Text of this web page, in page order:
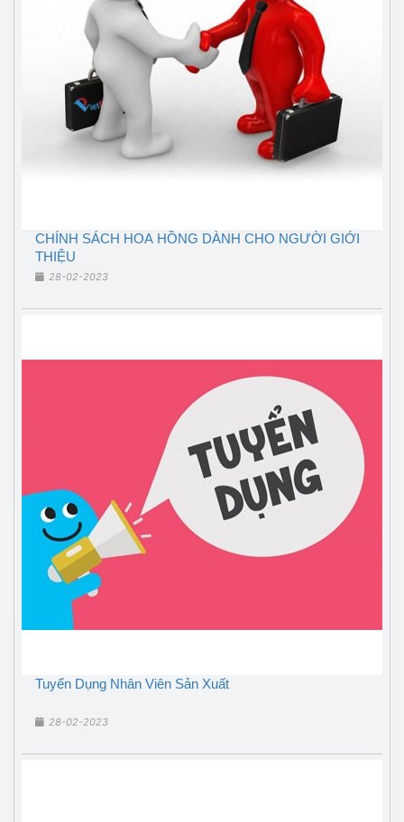
CHÍNH SÁCH HOA HỒNG DÀNH CHO NGƯỜI GIỚI
THIỆU
28-02-2023
Tuyển Dụng Nhân Viên Sản Xuất
28-02-2023